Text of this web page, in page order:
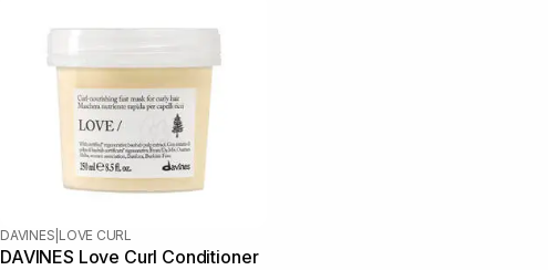
DAVINES LOVE CURL
DAVINES Love Curl Conditioner